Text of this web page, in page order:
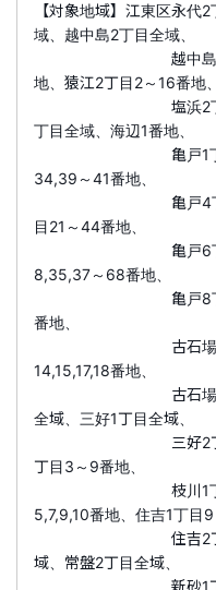
【対象地域】江東区永代
域、越中島2丁目全域、
越中島3丁目全
地、猿江2丁目2～16番地、
塩浜2丁目全域
丁目全域、海辺1番地、
亀戸1丁目全域
34,39～41番地、
亀戸4丁目11～
目21～44番地、
亀戸6丁目31～
8,35,37～68番地、
亀戸8丁目11～
番地、
古石場1丁目1～
14,15,17,18番地、
古石場3丁目全
全域、三好1丁目全域、
三好2丁目全域
丁目3～9番地、
枝川1丁目1～10
5,7,9,10番地、住吉1丁目9
住吉2丁目1～
域、常盤2丁目全域、
新砂1丁目1～2